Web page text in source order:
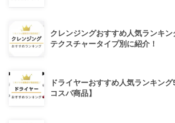
クレンジングおすすめ人気ランキ
テクスチャータイプ別に紹介！
ドライヤーおすすめ人気ランキン
コスパ商品】